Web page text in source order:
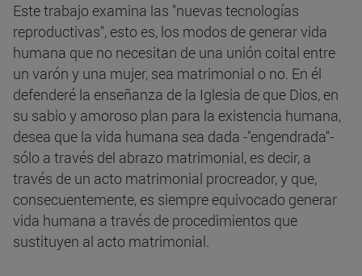
Este trabajo examina las "nuevas tecnologías
reproductivas", esto es, los modos de generar vida
humana que no necesitan de una unión coital entre
un varón y una mujer, sea matrimonial o no. En él
defenderé la enseñanza de la Iglesia de que Dios, en
su sabio y amoroso plan para la existencia humana,
desea que la vida humana sea dada -"engendrada"-
sólo a través del abrazo matrimonial, es decir, a
través de un acto matrimonial procreador, y que,
consecuentemente, es siempre equivocado generar
vida humana a través de procedimientos que
sustituyen al acto matrimonial.